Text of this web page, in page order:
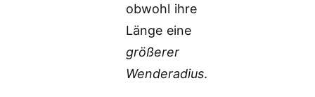
obwohl ihre
Länge eine
größerer
Wenderadius.